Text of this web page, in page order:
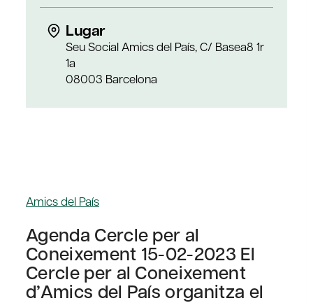
Lugar
Seu Social Amics del País, C/ Basea8 1r
1a
08003 Barcelona
Amics del País
Agenda Cercle per al
Coneixement 15-02-2023 El
Cercle per al Coneixement
d’Amics del País organitza el